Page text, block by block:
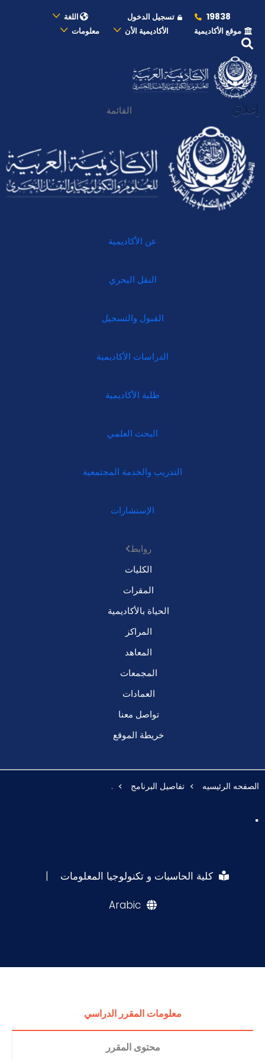
19838 تسجيل الدخول
اللغة
موقع الأكاديمية
الأكاديمية الأن معلومات
إغلاق القائمة
عن الأكاديمية
النقل البحري
القبول والتسجيل
الدراسات الأكاديمية
طلبة الأكاديمية
البحث العلمي
التدريب والخدمة المجتمعية
الإستشارات
روابط
الكليات
المقرات
الحياة بالأكاديمية
المراكز
المعاهد
المجمعات
العمادات
تواصل معنا
خريطة الموقع
الصفحه الرئيسيه تفاصيل البرنامج .
.
كلية الحاسبات و تكنولوجيا المعلومات |
Arabic
معلومات المقرر الدراسي
محتوى المقرر